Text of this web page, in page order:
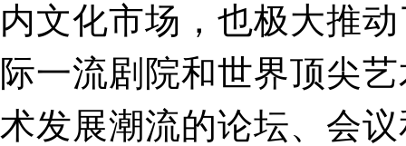
内文化市场，也极大推
际一流剧院和世界顶尖
术发展潮流的论坛、会